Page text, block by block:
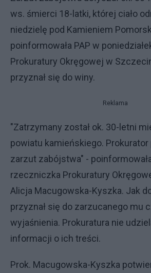
ws. śmierci 18-latki, której ciało
niedzielę pod Kamieniem
poinformowała PAP w
Prokuratury Okręgowej w
przyznał się do winy.
Reklama
"Zatrzymany został ok. 30-letni
powiatu kamieńskiego. Prokurator
zarzut zabójstwa" -
rzeczniczka Prokuratury
Alicja Macugowska-Kyszka. Jak
przyznał się do zarzucanego mu
wyjaśnienia. Prokuratura nie
informacji o ich treści.
Prok. Macugowska-Kyszka